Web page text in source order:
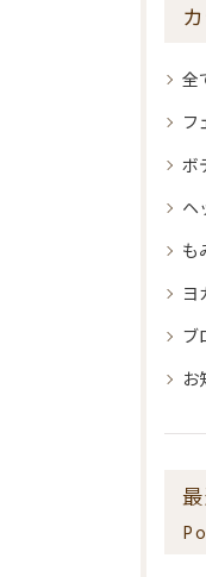
全
フ
ボ
ヘ
も
ヨ
ブ
お